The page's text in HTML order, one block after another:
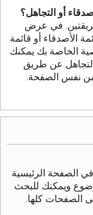
أو التجاهل؟
في عرض
الأصدقاء أو قائمة
الخاصة بك يمكنك
عن طريق
من نفس الصفحة.
الصفحة الرئيسية
ويمكنك للبحث
الصفحات كلها.